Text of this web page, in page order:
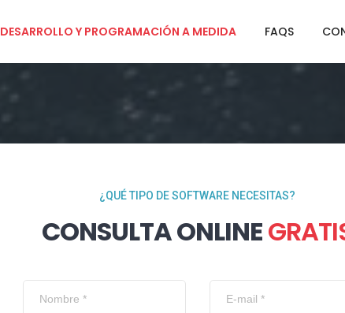
DESARROLLO Y PROGRAMACIÓN A MEDIDA FAQS
¿QUÉ TIPO DE SOFTWARE NECESITAS?
CONSULTA ONLINE